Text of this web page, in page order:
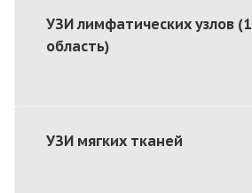
УЗИ лимфатических узлов (1
область)
УЗИ мягких тканей